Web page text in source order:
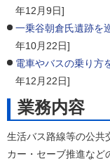
年12月9日]
一乗谷朝倉氏遺跡を
年10月22日]
電車やバスの乗り方
年12月22日]
業務内容
生活バス路線等の公共
カー・セーブ推進など